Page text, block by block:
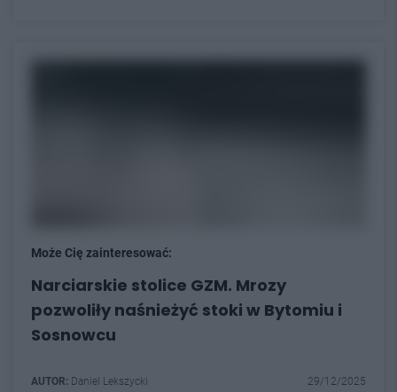
Może Cię zainteresować:
Narciarskie stolice GZM. Mrozy
pozwoliły naśnieżyć stoki w Bytomiu i
Sosnowcu
AUTOR: Daniel Lekszycki 29/12/2025